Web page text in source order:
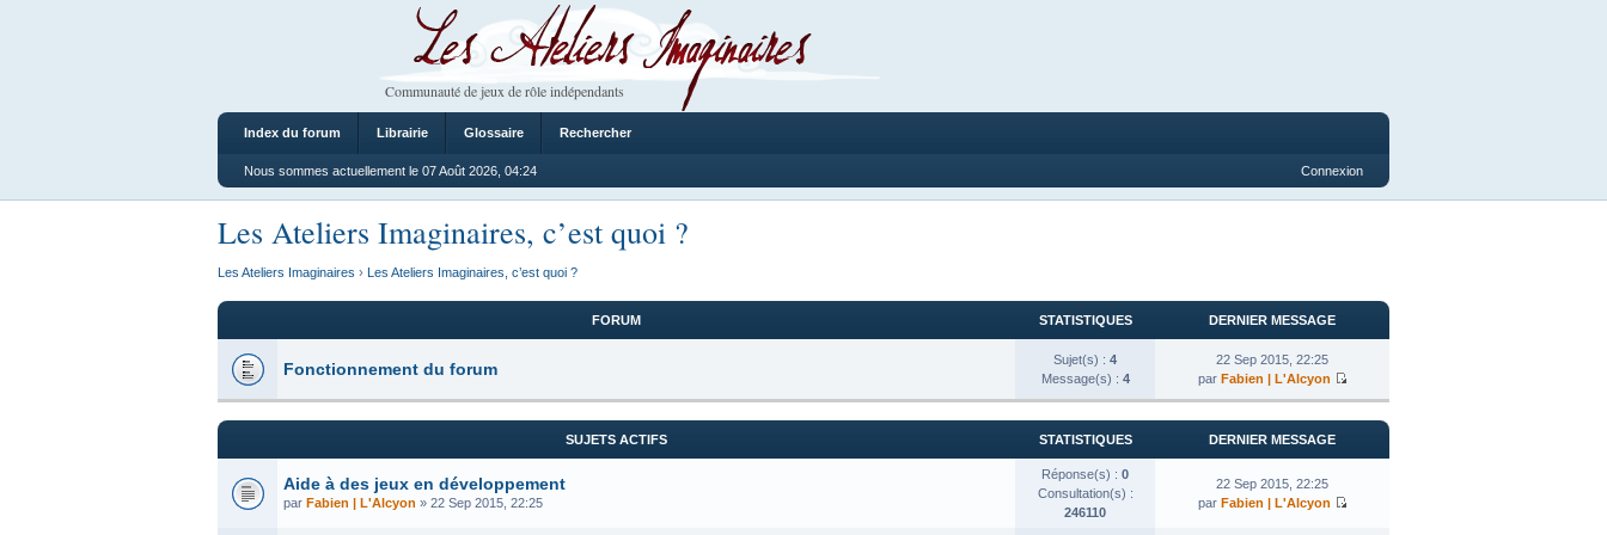
Les Ateliers Imaginaires
Communauté de jeux de rôle indépendants
Index du forum Librairie Glossaire Rechercher
Nous sommes actuellement le 07 Août 2026, 04:24 Connexion
Les Ateliers Imaginaires, c’est quoi ?
Les Ateliers Imaginaires › Les Ateliers Imaginaires, c’est quoi ?
FORUM STATISTIQUES DERNIER MESSAGE
Fonctionnement du forum Sujet(s) : 4
Message(s) : 4
22 Sep 2015, 22:25
par Fabien | L'Alcyon
SUJETS ACTIFS STATISTIQUES DERNIER MESSAGE
Aide à des jeux en développement
par Fabien | L'Alcyon » 22 Sep 2015, 22:25
Réponse(s) : 0
Consultation(s) :
246110
22 Sep 2015, 22:25
par Fabien | L'Alcyon